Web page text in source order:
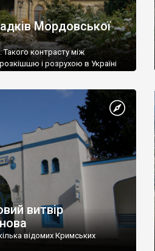
Мордовської
контрасту між
і розрухою в Україні
витвір
відомих Кримських